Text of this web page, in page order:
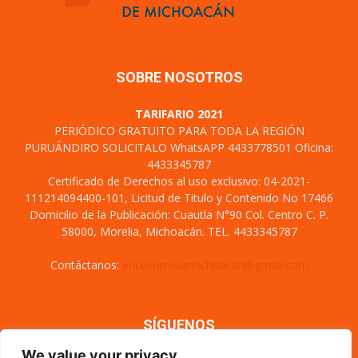
SOBRE NOSOTROS
TARIFARIO 2021
PERIÓDICO GRATUITO PARA TODA LA REGIÓN
PURUÁNDIRO SOLICITALO WhatsAPP 4433778501 Oficina:
4433345787
Certificado de Derechos al uso exclusivo: 04-2021-
111214094400-101, Licitud de Titulo y Contenido No 17466
Domicilio de la Publicación: Cuautla N°90 Col. Centro C. P.
58000, Morelia, Michoacán. TEL. 4433345787
Contáctanos:
SÍGUENOS